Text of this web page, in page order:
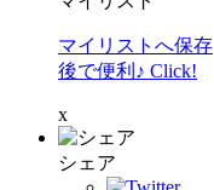
マイリストへ保存
後で便利♪ Click!
x
シェア